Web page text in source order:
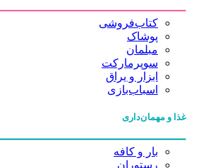
کتاب‌فروشی
پوشاک
مبلمان
سوپرمارکت
ابزار و یراق
اسباب‌بازی
غذا و مهمان‌داری
بار و کافه
رستوران